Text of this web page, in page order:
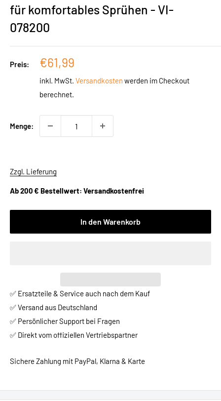
für komfortables Sprühen - VI-
078200
Preis: Sonderpreis
€61,99
inkl. MwSt. Versandkosten werden im Checkout
berechnet.
Menge:
Zzgl. Lieferung
Ab 200 € Bestellwert: Versandkostenfrei
In den Warenkorb
✅ Ersatzteile & Service auch nach dem Kauf
✅ Versand aus Deutschland
✅ Persönlicher Support bei Fragen
✅ Direkt vom offiziellen Vertriebspartner
Sichere Zahlung mit PayPal, Klarna & Karte